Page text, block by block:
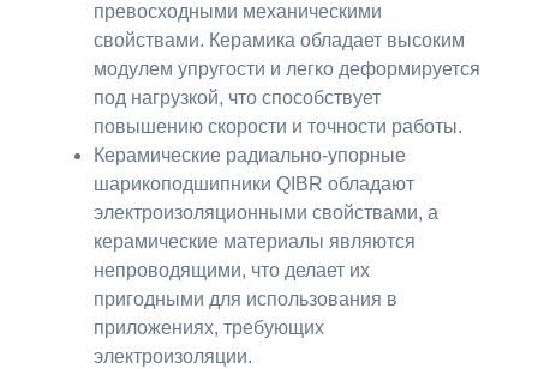
превосходными механическими
свойствами. Керамика обладает высоким
модулем упругости и легко деформируется
под нагрузкой, что способствует
повышению скорости и точности работы.
Керамические радиально-упорные
шарикоподшипники QIBR обладают
электроизоляционными свойствами, а
керамические материалы являются
непроводящими, что делает их
пригодными для использования в
приложениях, требующих
электроизоляции.